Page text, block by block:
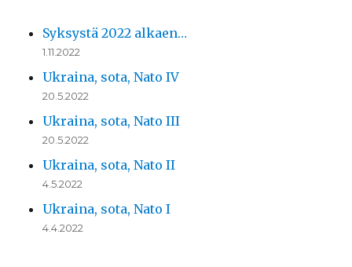
Syksystä 2022 alkaen…
1.11.2022
Ukraina, sota, Nato IV
20.5.2022
Ukraina, sota, Nato III
20.5.2022
Ukraina, sota, Nato II
4.5.2022
Ukraina, sota, Nato I
4.4.2022